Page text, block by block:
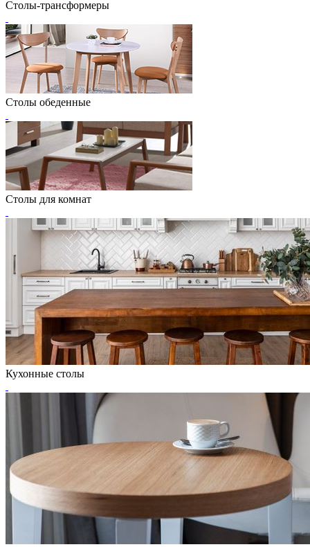
Столы-трансформеры
Столы обеденные
Столы для комнат
Кухонные столы